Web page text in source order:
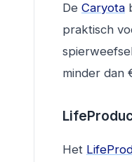
De Caryota
praktisch
minder dan
Het